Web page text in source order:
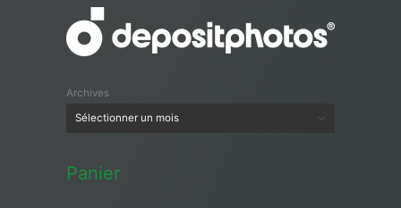
Archives
Panier